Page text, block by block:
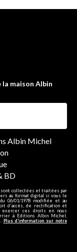
maison Albin
Albin Michel
BD
sont collectées et traitées par
au format digital si vous le
06/01/1978 modifiée et au
d'accès, de rectification et
exercer ces droits en nous
à Editions Albin Michel,
Plus d’information sur notre